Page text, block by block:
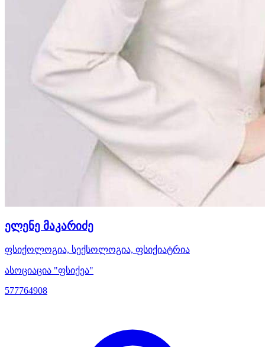
ელენე მაკარიძე
ფსიქოლოგია, სექსოლოგია, ფსიქიატრია
ასოციაცია "ფსიქეა"
577764908